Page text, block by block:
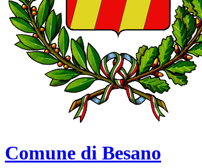
Comune di Besano